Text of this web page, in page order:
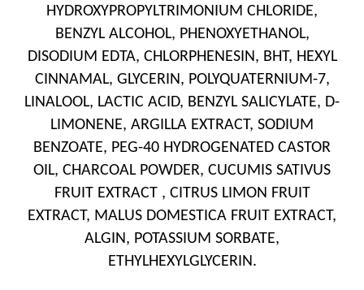
HYDROXYPROPYLTRIMONIUM CHLORIDE,
BENZYL ALCOHOL, PHENOXYETHANOL,
DISODIUM EDTA, CHLORPHENESIN, BHT, HEXYL
CINNAMAL, GLYCERIN, POLYQUATERNIUM-7,
LINALOOL, LACTIC ACID, BENZYL SALICYLATE, D-
LIMONENE, ARGILLA EXTRACT, SODIUM
BENZOATE, PEG-40 HYDROGENATED CASTOR
OIL, CHARCOAL POWDER, CUCUMIS SATIVUS
FRUIT EXTRACT , CITRUS LIMON FRUIT
EXTRACT, MALUS DOMESTICA FRUIT EXTRACT,
ALGIN, POTASSIUM SORBATE,
ETHYLHEXYLGLYCERIN.